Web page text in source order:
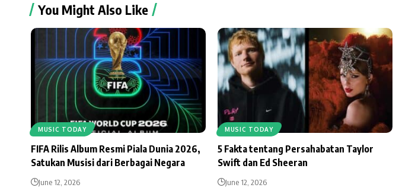
You Might Also Like
MUSIC TODAY
FIFA Rilis Album Resmi Piala Dunia 2026,
Satukan Musisi dari Berbagai Negara
June 12, 2026
MUSIC TODAY
5 Fakta tentang Persahabatan Taylor
Swift dan Ed Sheeran
June 12, 2026